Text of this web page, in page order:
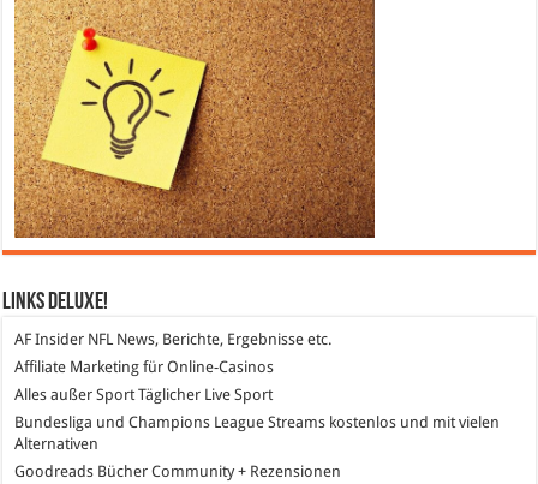
Links DeLuXe!
AF Insider NFL News, Berichte, Ergebnisse etc.
Affiliate Marketing für Online-Casinos
Alles außer SportTäglicher Live Sport
Bundesliga und Champions League Streams kostenlos und mit vielen
Alternativen
Goodreads Bücher Community + Rezensionen